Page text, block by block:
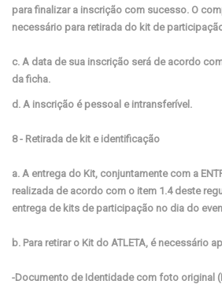
para finalizar a inscrição com sucesso. O
necessário para retirada do kit de
c. A data de sua inscrição será de acordo
da ficha.
d. A inscrição é pessoal e intransferível.
8 - Retirada de kit e identificação
a. A entrega do Kit, conjuntamente com a
realizada de acordo com o item 1.4 deste
entrega de kits de participação no dia do
b. Para retirar o Kit do ATLETA, é necessário
-Documento de Identidade com foto original